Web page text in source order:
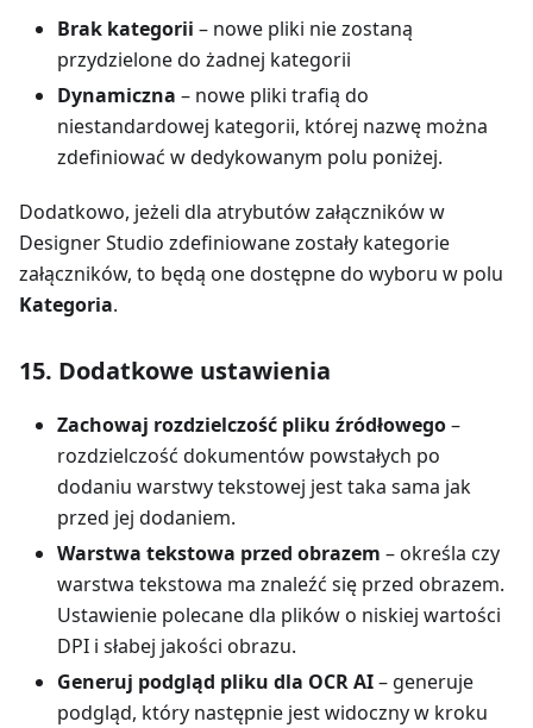
Brak kategorii – nowe pliki nie zostaną
przydzielone do żadnej kategorii
Dynamiczna – nowe pliki trafią do
niestandardowej kategorii, której nazwę można
zdefiniować w dedykowanym polu poniżej.
Dodatkowo, jeżeli dla atrybutów załączników w
Designer Studio zdefiniowane zostały kategorie
załączników, to będą one dostępne do wyboru w polu
Kategoria.
15. Dodatkowe ustawienia
Zachowaj rozdzielczość pliku źródłowego–
rozdzielczość dokumentów powstałych po
dodaniu warstwy tekstowej jest taka sama jak
przed jej dodaniem.
Warstwa tekstowa przed obrazem – określa czy
warstwa tekstowa ma znaleźć się przed obrazem.
Ustawienie polecane dla plików o niskiej wartości
DPI i słabej jakości obrazu.
Generuj podgląd pliku dla OCR AI– generuje
podgląd, który następnie jest widoczny w kroku